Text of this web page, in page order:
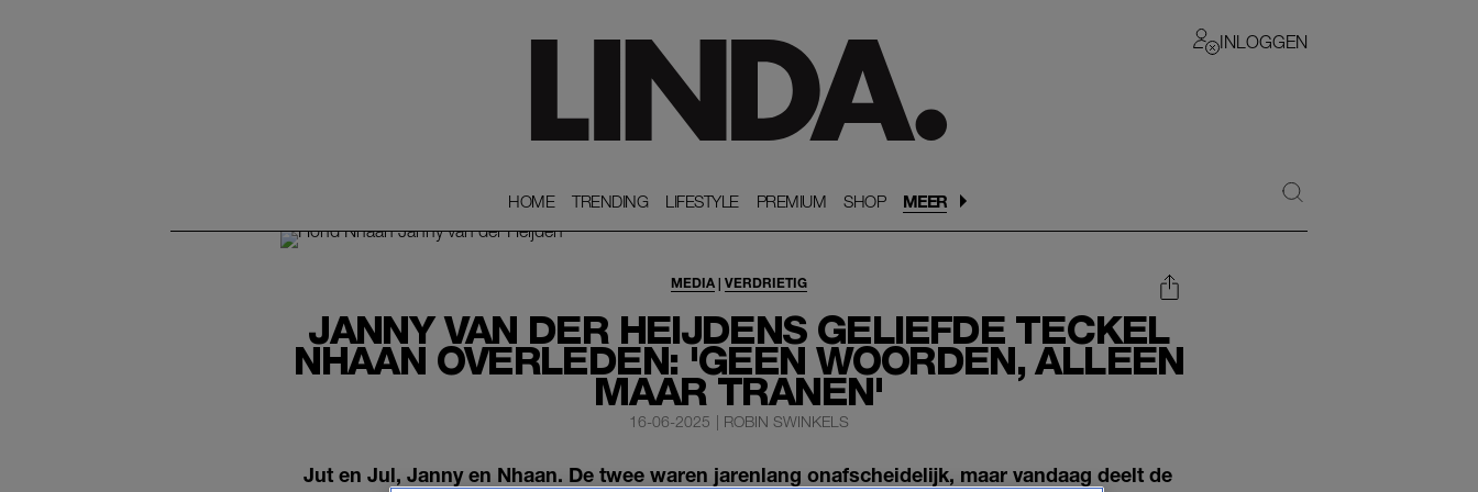
INLOGGEN
HOME
HOME TRENDING
TRENDING LIFESTYLE
LIFESTYLE PREMIUM
PREMIUM SHOP
SHOP MEER
JANNY VAN DER HEIJDENS GELIEFDE TECKEL
NHAAN OVERLEDEN: 'GEEN WOORDEN, ALLEEN
MAAR TRANEN'
MEDIA | VERDRIETIG
16-06-2025 | ROBIN SWINKELS
Jut en Jul, Janny en Nhaan. De twee waren jarenlang onafscheidelijk, maar vandaag deelt de